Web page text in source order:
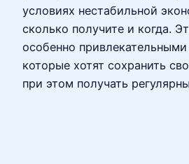
условиях нестабильной
сколько получите и когда.
особенно
которые хотят сохранить
при этом получать